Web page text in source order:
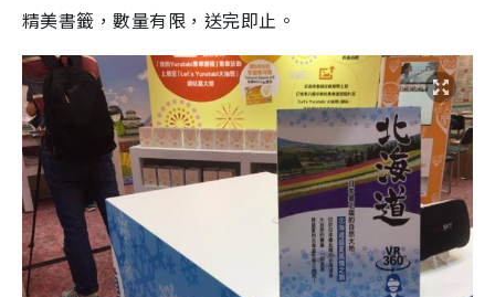
精美書籤，數量有限，送完即止。